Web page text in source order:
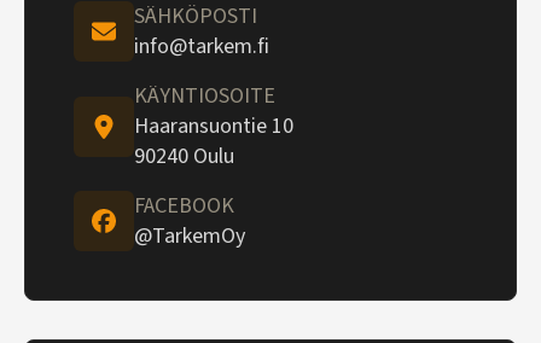
SÄHKÖPOSTI
info@tarkem.fi
KÄYNTIOSOITE
Haaransuontie 10
90240 Oulu
FACEBOOK
@TarkemOy